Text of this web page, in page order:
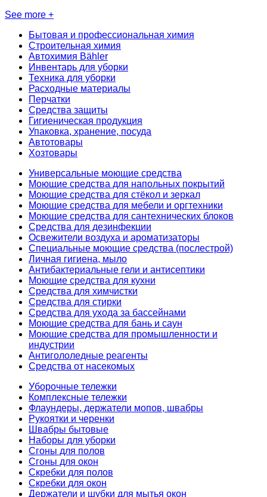
See more +
Бытовая и профессиональная химия
Строительная химия
Автохимия Bähler
Инвентарь для уборки
Техника для уборки
Расходные материалы
Перчатки
Средства защиты
Гигиеническая продукция
Упаковка, хранение, посуда
Автотовары
Хозтовары
Универсальные моющие средства
Моющие средства для напольных покрытий
Моющие средства для стёкол и зеркал
Моющие средства для мебели и оргтехники
Моющие средства для сантехнических блоков
Средства для дезинфекции
Освежители воздуха и ароматизаторы
Специальные моющие средства (послестрой)
Личная гигиена, мыло
Антибактериальные гели и антисептики
Моющие средства для кухни
Средства для химчистки
Средства для стирки
Средства для ухода за бассейнами
Моющие средства для бань и саун
Моющие средства для промышленности и
индустрии
Антигололедные реагенты
Средства от насекомых
Уборочные тележки
Комплексные тележки
Флаундеры, держатели мопов, швабры
Рукоятки и черенки
Швабры бытовые
Наборы для уборки
Сгоны для полов
Сгоны для окон
Скребки для полов
Скребки для окон
Держатели и шубки для мытья окон